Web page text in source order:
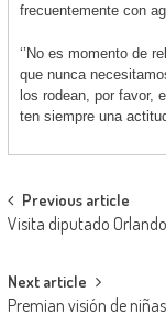
frecuentemente con
‘’No es momento de
que nunca
los rodean, por favor,
ten siempre una
Post
navigation
Previous article
Visita diputado
Next article
Premian visión de